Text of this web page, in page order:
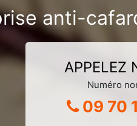
anti-
APPELEZ
Numéro
09 70